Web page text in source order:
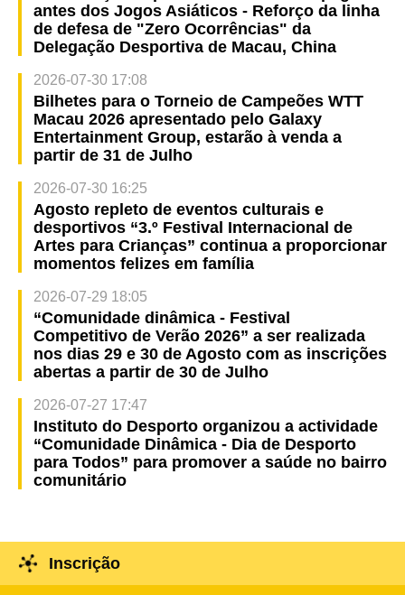
antes dos Jogos Asiáticos - Reforço da linha
de defesa de "Zero Ocorrências" da
Delegação Desportiva de Macau, China
2026-07-30 17:08
Bilhetes para o Torneio de Campeões WTT
Macau 2026 apresentado pelo Galaxy
Entertainment Group, estarão à venda a
partir de 31 de Julho
2026-07-30 16:25
Agosto repleto de eventos culturais e
desportivos “3.º Festival Internacional de
Artes para Crianças” continua a proporcionar
momentos felizes em família
2026-07-29 18:05
“Comunidade dinâmica - Festival
Competitivo de Verão 2026” a ser realizada
nos dias 29 e 30 de Agosto com as inscrições
abertas a partir de 30 de Julho
2026-07-27 17:47
Instituto do Desporto organizou a actividade
“Comunidade Dinâmica - Dia de Desporto
para Todos” para promover a saúde no bairro
comunitário
Inscrição